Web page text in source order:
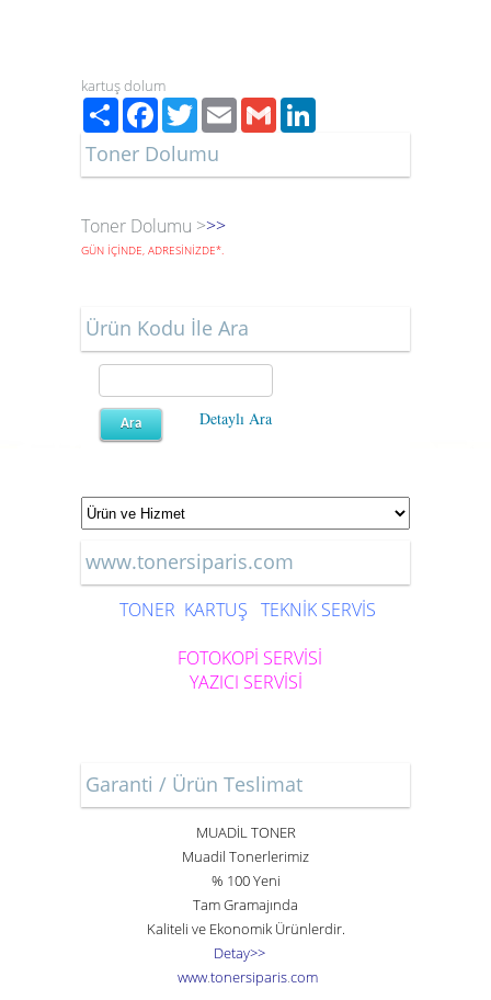
kartuş dolum
PaylaşFacebook
TwitterEmailGmail
Toner Dolumu
Toner Dolumu >>>
GÜN İÇİNDE, ADRESİNİZDE*.
Ürün Kodu İle Ara
Detaylı Ara
www.tonersiparis.com
TONER KARTUŞ TEKNİK SERVİS
FOTOKOPİ SERVİSİ
YAZICI SERVİSİ
Garanti / Ürün Teslimat
MUADİL TONER
Muadil Tonerlerimiz
% 100 Yeni
Tam Gramajında
Kaliteli ve Ekonomik Ürünlerdir.
Detay>>
www.tonersiparis.com